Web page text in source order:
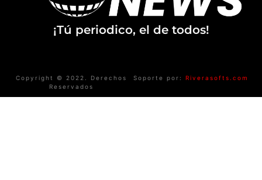
¡Tú periodico, el de todos!
Copyright © 2022. Derechos
Reservados
Soporte por: Riverasofts.com